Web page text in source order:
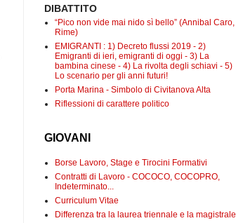
DIBATTITO
“Pico non vide mai nido sì bello” (Annibal Caro,
Rime)
EMIGRANTI : 1) Decreto flussi 2019 - 2)
Emigranti di ieri, emigranti di oggi - 3) La
bambina cinese - 4) La rivolta degli schiavi - 5)
Lo scenario per gli anni futuri!
Porta Marina - Simbolo di Civitanova Alta
Riflessioni di carattere politico
GIOVANI
Borse Lavoro, Stage e Tirocini Formativi
Contratti di Lavoro - COCOCO, COCOPRO,
Indeterminato...
Curriculum Vitae
Differenza tra la laurea triennale e la magistrale